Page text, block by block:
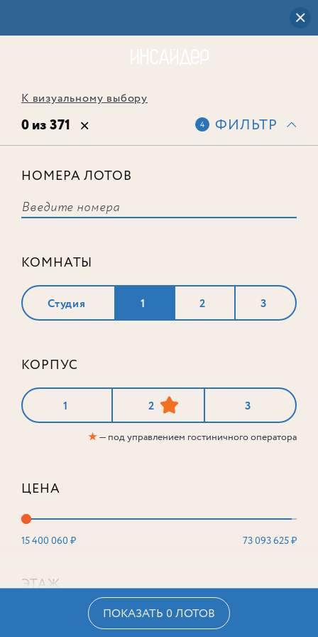
К визуальному выбору
0 из 371 4 ФИЛЬТР
НОМЕРА ЛОТОВ
КОМНАТЫ
Студия 1 2 3
КОРПУС
1 2 3
★— под управлением гостиничного оператора
ЦЕНА
15 400 060 ₽ 73 093 625 ₽
ЭТАЖ
ПОКАЗАТЬ 0 ЛОТОВ
соответствует ни одного лота